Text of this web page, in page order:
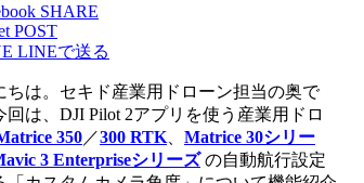
SHARE
POST
LINEで送る
ちは。セキド産業用ドローン担当の奥で
回は、DJI Pilot 2アプリを使う産業用ドロ
350／300 RTK
Matrice 30シリー
3 Enterpriseシリーズの自動航行設定